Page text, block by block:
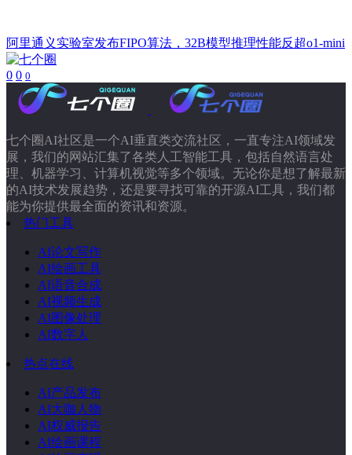
阿里通义实验室发布FIPO算法，32B模型推理性能反超o1-mini
0 0 0
七个圈AI社区是一个AI垂直类交流社区，一直专注AI领域发
展，我们的网站汇集了各类人工智能工具，包括自然语言处
理、机器学习、计算机视觉等多个领域。无论你是想了解最新
的AI技术发展趋势，还是要寻找可靠的开源AI工具，我们都
能为你提供最全面的资讯和资源。
热门工具
AI论文写作
AI绘画工具
AI语音合成
AI视频生成
AI图像处理
AI数字人
热点在线
AI产品发布
AI大咖人物
AI权威报告
AI绘画课程